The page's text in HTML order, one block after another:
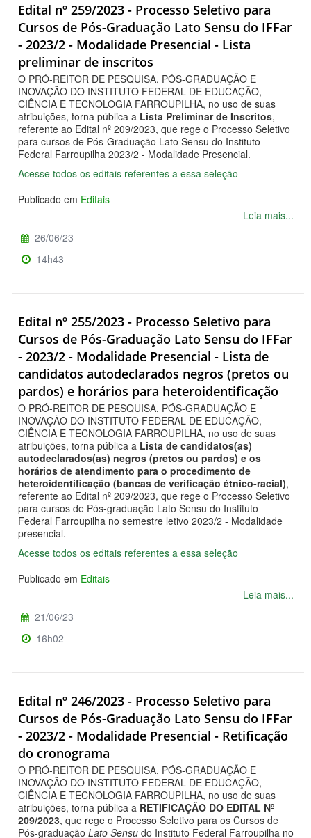
Edital nº 259/2023 - Processo Seletivo para
Cursos de Pós-Graduação Lato Sensu do IFFar
- 2023/2 - Modalidade Presencial - Lista
preliminar de inscritos
O PRÓ-REITOR DE PESQUISA, PÓS-GRADUAÇÃO E
INOVAÇÃO DO INSTITUTO FEDERAL DE EDUCAÇÃO,
CIÊNCIA E TECNOLOGIA FARROUPILHA, no uso de suas
atribuições, torna pública a Lista Preliminar de Inscritos,
referente ao Edital nº 209/2023, que rege o Processo Seletivo
para cursos de Pós-Graduação Lato Sensu do Instituto
Federal Farroupilha 2023/2 - Modalidade Presencial.
Acesse todos os editais referentes a essa seleção
Publicado em Editais
Leia mais...
26/06/23
14h43
Edital nº 255/2023 - Processo Seletivo para
Cursos de Pós-Graduação Lato Sensu do IFFar
- 2023/2 - Modalidade Presencial - Lista de
candidatos autodeclarados negros (pretos ou
pardos) e horários para heteroidentificação
O PRÓ-REITOR DE PESQUISA, PÓS-GRADUAÇÃO E
INOVAÇÃO DO INSTITUTO FEDERAL DE EDUCAÇÃO,
CIÊNCIA E TECNOLOGIA FARROUPILHA, no uso de suas
atribuições, torna pública a Lista de candidatos(as)
autodeclarados(as) negros (pretos ou pardos) e os
horários de atendimento para o procedimento de
heteroidentificação (bancas de verificação étnico-racial),
referente ao Edital nº 209/2023, que rege o Processo Seletivo
para cursos de Pós-graduação Lato Sensu do Instituto
Federal Farroupilha no semestre letivo 2023/2 - Modalidade
presencial.
Acesse todos os editais referentes a essa seleção
Publicado em Editais
Leia mais...
21/06/23
16h02
Edital nº 246/2023 - Processo Seletivo para
Cursos de Pós-Graduação Lato Sensu do IFFar
- 2023/2 - Modalidade Presencial - Retificação
do cronograma
O PRÓ-REITOR DE PESQUISA, PÓS-GRADUAÇÃO E
INOVAÇÃO DO INSTITUTO FEDERAL DE EDUCAÇÃO,
CIÊNCIA E TECNOLOGIA FARROUPILHA, no uso de suas
atribuições, torna pública a RETIFICAÇÃO DO EDITAL Nº
209/2023, que rege o Processo Seletivo para os Cursos de
Pós-graduação Lato Sensu do Instituto Federal Farroupilha no